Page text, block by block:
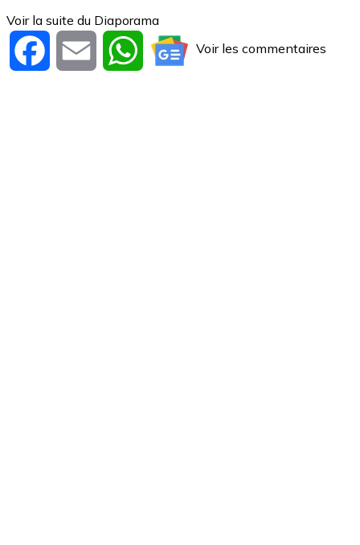
Voir la suite du Diaporama
Facebook Email WhatsAppVoir les commentaires